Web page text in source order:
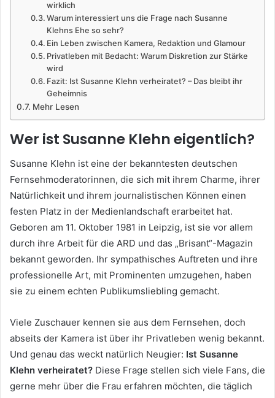
wirklich
Warum interessiert uns die Frage nach Susanne
Klehns Ehe so sehr?
Ein Leben zwischen Kamera, Redaktion und Glamour
Privatleben mit Bedacht: Warum Diskretion zur Stärke
wird
Fazit: Ist Susanne Klehn verheiratet? – Das bleibt ihr
Geheimnis
Mehr Lesen
Wer ist Susanne Klehn eigentlich?
Susanne Klehn ist eine der bekanntesten deutschen
Fernsehmoderatorinnen, die sich mit ihrem Charme, ihrer
Natürlichkeit und ihrem journalistischen Können einen
festen Platz in der Medienlandschaft erarbeitet hat.
Geboren am 11. Oktober 1981 in Leipzig, ist sie vor allem
durch ihre Arbeit für die ARD und das „Brisant“-Magazin
bekannt geworden. Ihr sympathisches Auftreten und ihre
professionelle Art, mit Prominenten umzugehen, haben
sie zu einem echten Publikumsliebling gemacht.
Viele Zuschauer kennen sie aus dem Fernsehen, doch
abseits der Kamera ist über ihr Privatleben wenig bekannt.
Und genau das weckt natürlich Neugier: Ist Susanne
Klehn verheiratet? Diese Frage stellen sich viele Fans, die
gerne mehr über die Frau erfahren möchten, die täglich